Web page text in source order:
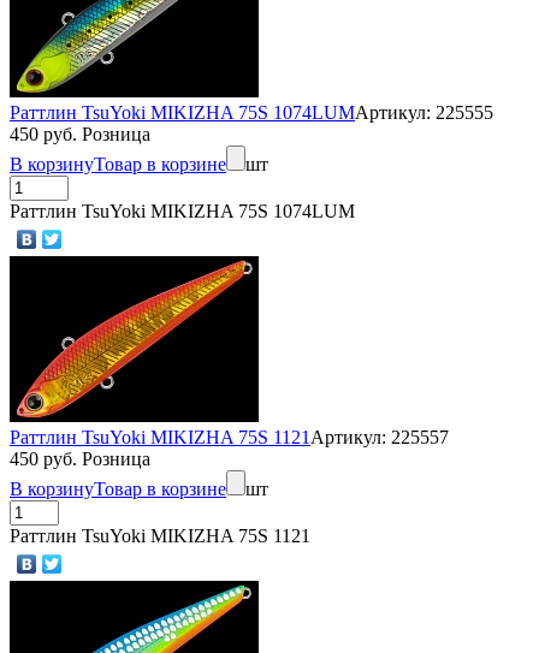
Раттлин TsuYoki MIKIZHA 75S 1074LUMАртикул: 225555
450 руб. Розница
В корзинуТовар в корзине шт
Раттлин TsuYoki MIKIZHA 75S 1074LUM
Раттлин TsuYoki MIKIZHA 75S 1121 Артикул: 225557
450 руб. Розница
В корзинуТовар в корзине шт
Раттлин TsuYoki MIKIZHA 75S 1121